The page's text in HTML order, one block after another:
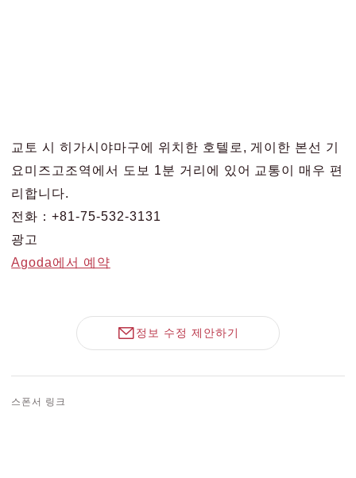
교토 시 히가시야마구에 위치한 호텔로, 게이한 본선 기
요미즈고조역에서 도보 1분 거리에 있어 교통이 매우 편
리합니다.
전화：+81-75-532-3131
광고
Agoda에서 예약
정보 수정 제안하기
스폰서 링크